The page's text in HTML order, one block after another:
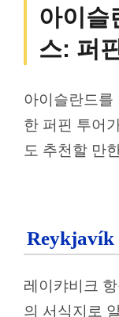
아이슬
스: 퍼
아이슬란드를
한 퍼핀 투어
도 추천할 만
Reykjavík
레이캬비크
의 서식지로